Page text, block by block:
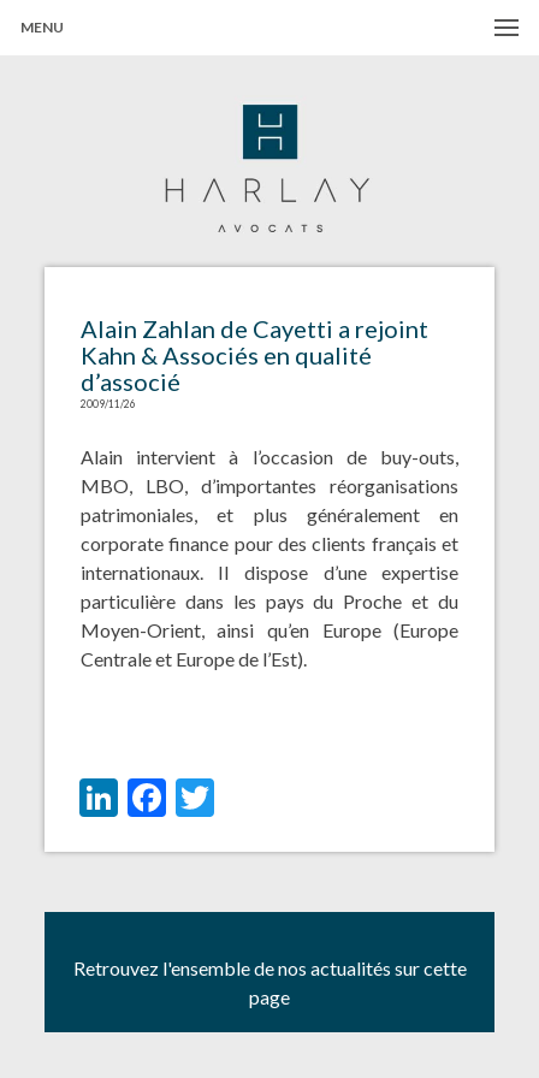
MENU
Alain Zahlan de Cayetti a rejoint
Kahn & Associés en qualité
d’associé
2009/11/26
Alain intervient à l’occasion de buy-outs,
MBO, LBO, d’importantes réorganisations
patrimoniales, et plus généralement en
corporate finance pour des clients français et
internationaux. Il dispose d’une expertise
particulière dans les pays du Proche et du
Moyen-Orient, ainsi qu’en Europe (Europe
Centrale et Europe de l’Est).
LinkedIn
Facebook
Twitter
Retrouvez l'ensemble de nos actualités sur cette
page